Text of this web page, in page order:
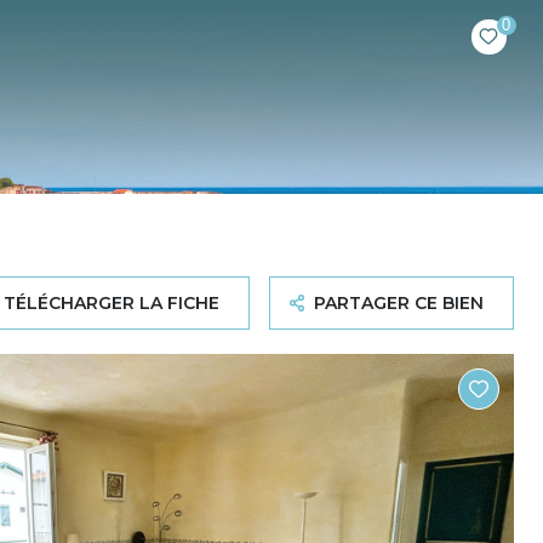
0
TÉLÉCHARGER LA FICHE PARTAGER CE BIEN